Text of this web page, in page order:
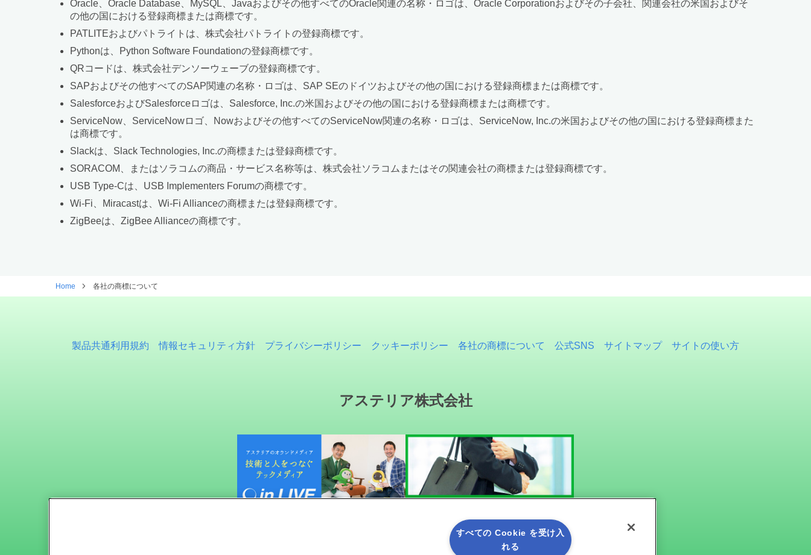
Oracle、Oracle Database、MySQL、Javaおよびその他すべてのOracle関連の名称・ロゴは、Oracle Corporationおよびその子会社、関連会社の米国およびそ
の他の国における登録商標または商標です。
PATLITEおよびパトライトは、株式会社パトライトの登録商標です。
Pythonは、Python Software Foundationの登録商標です。
QRコードは、株式会社デンソーウェーブの登録商標です。
SAPおよびその他すべてのSAP関連の名称・ロゴは、SAP SEのドイツおよびその他の国における登録商標または商標です。
SalesforceおよびSalesforceロゴは、Salesforce, Inc.の米国およびその他の国における登録商標または商標です。
ServiceNow、ServiceNowロゴ、Nowおよびその他すべてのServiceNow関連の名称・ロゴは、ServiceNow, Inc.の米国およびその他の国における登録商標また
は商標です。
Slackは、Slack Technologies, Inc.の商標または登録商標です。
SORACOM、またはソラコムの商品・サービス名称等は、株式会社ソラコムまたはその関連会社の商標または登録商標です。
USB Type-Cは、USB Implementers Forumの商標です。
Wi-Fi、Miracastは、Wi-Fi Allianceの商標または登録商標です。
ZigBeeは、ZigBee Allianceの商標です。
Home 各社の商標について
製品共通利用規約 情報セキュリティ方針 プライバシーポリシー クッキーポリシー 各社の商標について 公式SNS サイトマップ サイトの使い方
アステリア株式会社
すべての Cookie を受け入
れる